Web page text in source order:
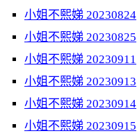
小姐不熙娣 20230824
小姐不熙娣 20230825
小姐不熙娣 20230911
小姐不熙娣 20230913
小姐不熙娣 20230914
小姐不熙娣 20230915